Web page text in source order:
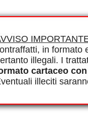
in formato
illegali. I
cartaceo
illeciti